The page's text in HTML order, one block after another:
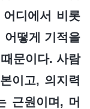
어디에서 비롯
어떻게 기적을
문이다. 사람
이고, 의지력
근원이며, 머